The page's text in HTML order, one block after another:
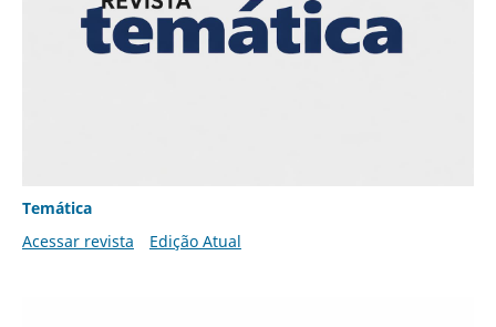
Temática
Acessar revista
Edição Atual